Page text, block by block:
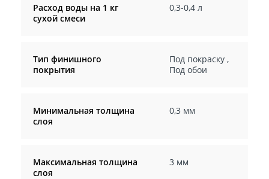
Расход воды на 1 кг
сухой смеси
0,3-0,4 л
Тип финишного
покрытия
Под покраску,
Под обои
Минимальная толщина
слоя
0,3 мм
Максимальная толщина
слоя
3 мм